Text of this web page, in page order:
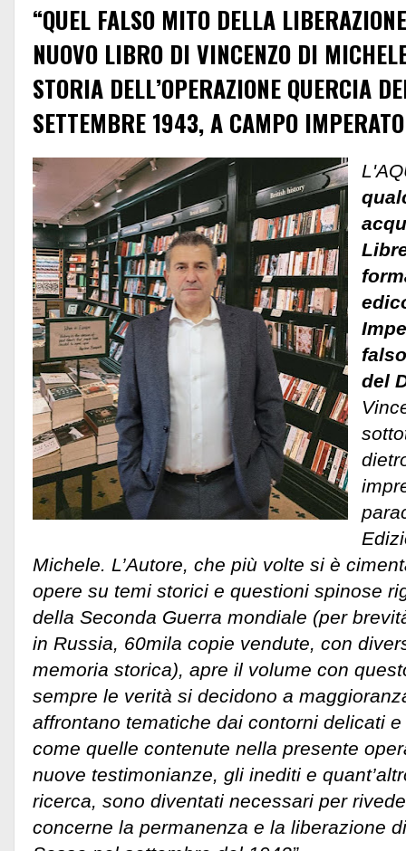
“QUEL FALSO MITO DELLA
NUOVO LIBRO DI VINCENZO DI
STORIA DELL’OPERAZIONE QUERCIA
SETTEMBRE 1943, A CAMPO
del
Michele. L’Autore, che più volte si è
opere su temi storici e questioni spinose
della Seconda Guerra mondiale (per
in Russia, 60mila copie vendute, con
memoria storica), apre il volume con
sempre le verità si decidono a
affrontano tematiche dai contorni delicati
come quelle contenute nella presente
nuove testimonianze, gli inediti e
ricerca, sono diventati necessari per
concerne la permanenza e la liberazione